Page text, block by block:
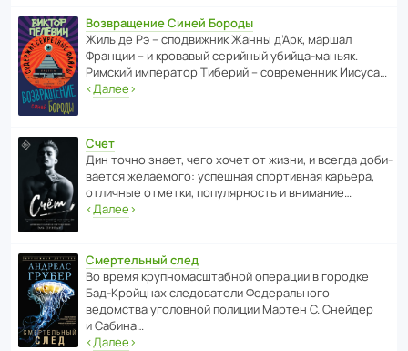
Возвращение Синей Бороды
Жиль де Рэ – спод­ви­жник Жанны д’Арк, маршал
Франции – и кровавый серийный убийца-маньяк.
Римский импе­ратор Тиберий – совре­менник Иисуса…
‹Далее›
Счет
Дин точно знает, чего хочет от жизни, и всегда доби­
ва­ется жела­е­мого: успе­шная спор­ти­вная карьера,
отли­чные отметки, попу­ля­р­ность и внимание…
‹Далее›
Смертельный след
Во время круп­но­мас­ш­та­бной операции в городке
Бад‑Крой­цнах следо­ва­тели Феде­раль­ного
ведомства уголо­вной полиции Мартен С. Снейдер
и Сабина…
‹Далее›